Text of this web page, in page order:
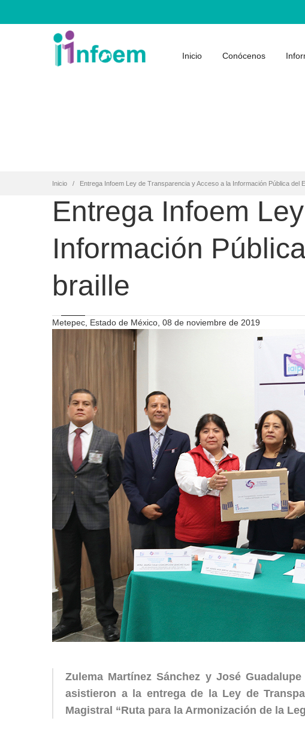
Inicio Conócenos
Inicio Entrega Infoem Ley de Transparencia y Acceso a la Información Pública del
Entrega Infoem
Información
braille
Metepec, Estado de México, 08 de noviembre de 2019
Zulema Martínez Sánchez y José
asistieron a la entrega de la Ley de
Magistral “Ruta para la Armonización de la